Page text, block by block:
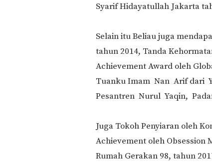
Syarif Hidayatullah Jakarta
Selain itu Beliau juga
tahun 2014, Tanda
Achievement Award oleh
Tuanku Imam Nan Arif dari
Pesantren Nurul Yaqin,
Juga Tokoh Penyiaran oleh
Achievement oleh Obsession
Rumah Gerakan 98, tahun